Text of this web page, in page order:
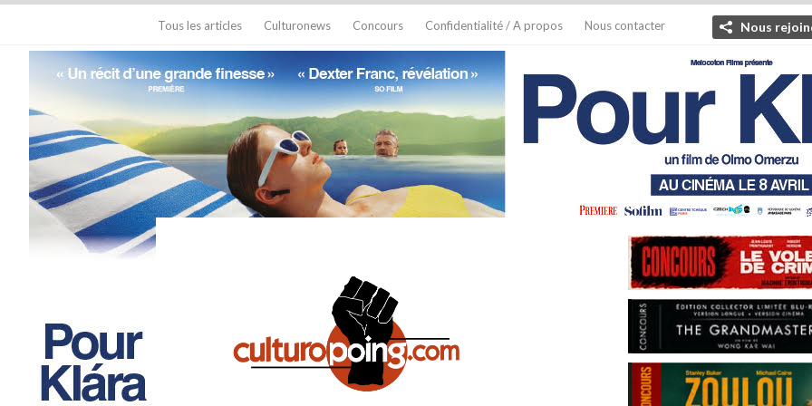
Tous les articles Culturonews Concours Confidentialité / A propos Nous contacter Nous